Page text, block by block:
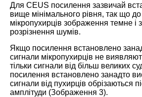
Для CEUS посилення зазвичай
вище мінімального рівня, так що
мікропухирців зображення темне і
розрізнення шумів.
Якщо посилення встановлено
сигнали мікропухирців не
тільки сигнали від більш великих
посилення встановлено занадто
сигнали від пухирців обрізаються
амплітуди (Зображення 3).